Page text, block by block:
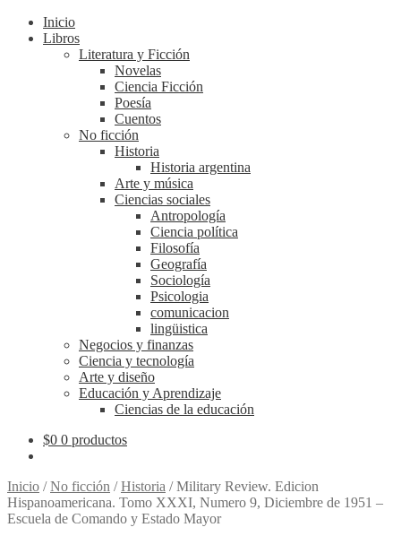
Inicio
Libros
Literatura y Ficción
Novelas
Ciencia Ficción
Poesía
Cuentos
No ficción
Historia
Historia argentina
Arte y música
Ciencias sociales
Antropología
Ciencia política
Filosofía
Geografía
Sociología
Psicologia
comunicacion
lingüistica
Negocios y finanzas
Ciencia y tecnología
Arte y diseño
Educación y Aprendizaje
Ciencias de la educación
$0 0 productos
Inicio /No ficción /Historia /Military Review. Edicion
Hispanoamericana. Tomo XXXI, Numero 9, Diciembre de 1951 –
Escuela de Comando y Estado Mayor